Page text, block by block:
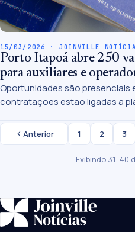
15/03/2026 · JOINVILLE
Porto Itapoá abre 250
para auxiliares e
Oportunidades são presenciais
contratações estão ligadas a
Anterior 1 2 3
Exibindo 31–40
SUGESTÕES: JEC